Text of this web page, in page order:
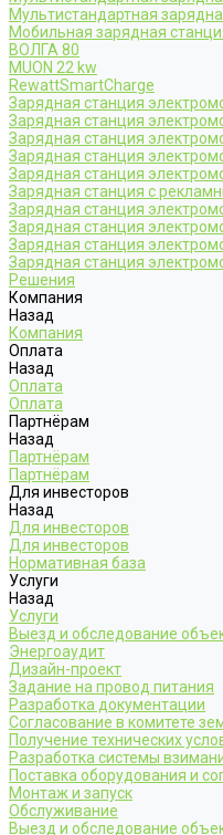
Мультистандартная
Мобильная зарядная
ВОЛГА 80
MUON 22 kw
RewattSmartCharge
Зарядная станция
Зарядная станция
Зарядная станция
Зарядная станция
Зарядная станция
Зарядная станция с
Зарядная станция
Зарядная станция
Зарядная станция
Зарядная станция
Решения
Компания
Назад
Компания
Оплата
Назад
Оплата
Оплата
Партнёрам
Назад
Партнёрам
Партнёрам
Для инвесторов
Назад
Для инвесторов
Для инвесторов
Нормативная база
Услуги
Назад
Услуги
Выезд и обследование
Энергоаудит
Дизайн-проект
Задание на провод питания
Разработка документации
Согласование в комитете
Получение технических
Разработка системы
Поставка оборудования и
Монтаж и запуск
Обслуживание
Выезд и обследование